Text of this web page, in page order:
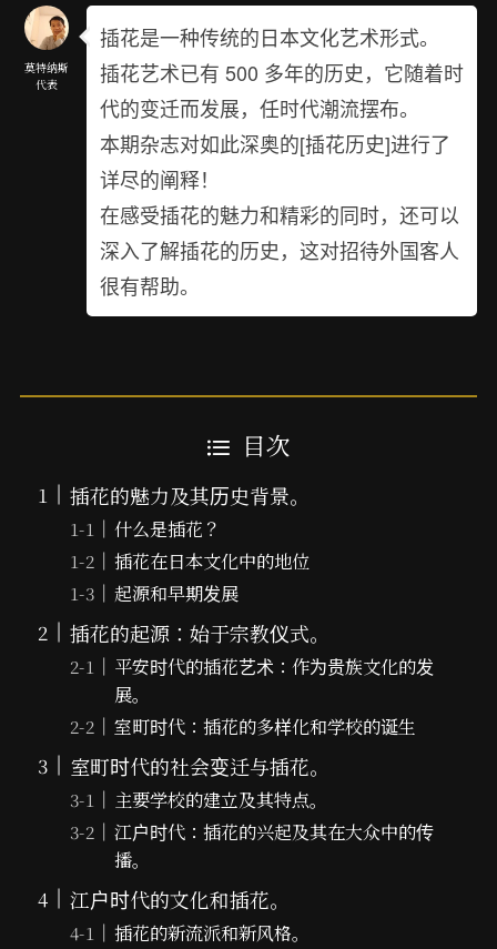
莫特纳斯
代表
插花是一种传统的日本文化艺术形式。
插花艺术已有 500 多年的历史，它随着时
代的变迁而发展，任时代潮流摆布。
本期杂志对如此深奥的[插花历史]进行了
详尽的阐释！
在感受插花的魅力和精彩的同时，还可以
深入了解插花的历史，这对招待外国客人
很有帮助。
目次
插花的魅力及其历史背景。
什么是插花？
插花在日本文化中的地位
起源和早期发展
插花的起源：始于宗教仪式。
平安时代的插花艺术：作为贵族文化的发
展。
室町时代：插花的多样化和学校的诞生
室町时代的社会变迁与插花。
主要学校的建立及其特点。
江户时代：插花的兴起及其在大众中的传
播。
江户时代的文化和插花。
插花的新流派和新风格。